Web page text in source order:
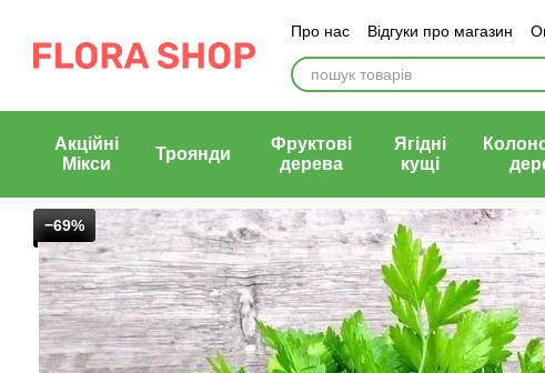
Про нас Відгуки про магазин
Блог магазину
Публічний
Акційні
Мікси
Троянди
Фруктові
дерева
Ягідні
кущі
−69%